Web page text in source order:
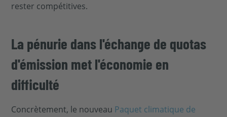
rester compétitives.
La pénurie dans l'échange de quotas
d'émission met l'économie en
difficulté
Concrètement, le nouveau Paquet climatique de